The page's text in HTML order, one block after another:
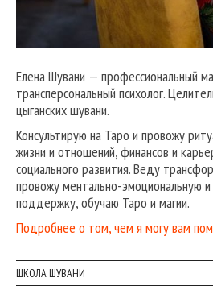
Елена Шувани — профессиональный
трансперсональный психолог.
цыганских шувани.
Консультирую на Таро и провожу
жизни и отношений, финансов и
социального развития. Веду
провожу ментально-эмоциональную и
поддержку, обучаю Таро и магии.
Подробнее о том, чем я могу вам
ШКОЛА ШУВАНИ